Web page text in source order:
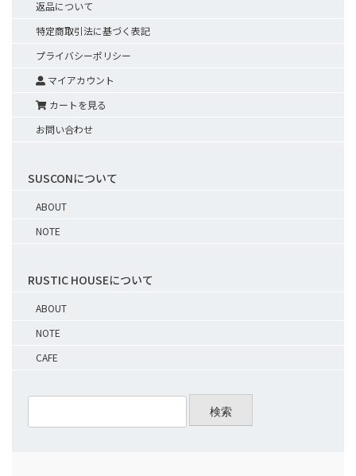
返品について
特定商取引法に基づく表記
プライバシーポリシー
マイアカウント
カートを見る
お問い合わせ
SUSCONについて
ABOUT
NOTE
RUSTIC HOUSEについて
ABOUT
NOTE
CAFE
検索